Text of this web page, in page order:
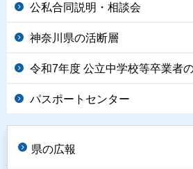
公私合同説明・相談会
神奈川県の活断層
令和7年度 公立中学校等卒業者
パスポートセンター
県の広報